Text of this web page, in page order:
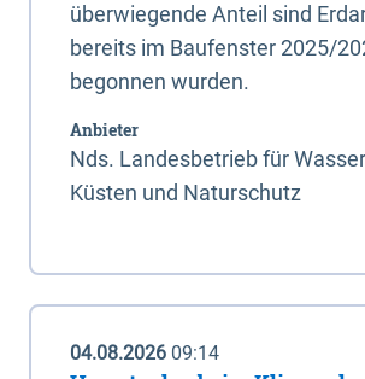
überwiegende Anteil sind
bereits im Baufenster 2025/
begonnen wurden.
Anbieter
Nds. Landesbetrieb für
Küsten und Naturschutz
04.08.2026 09:14